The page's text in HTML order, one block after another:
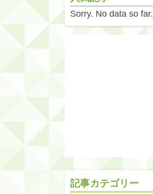
Sorry. No data so far.
記事カテゴリー